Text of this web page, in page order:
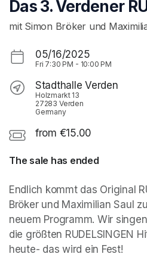
Das 3. Verdener
mit Simon Bröker und
05/16/2025
Fri 7:30 PM - 10:00 PM
Stadthalle Verden
Holzmarkt 13
27283 Verden
Germany
from €15.00
The sale has ended
Endlich kommt das Original
Bröker und Maximilian Saul
neuem Programm. Wir
die größten RUDELSINGEN
heute- das wird ein Fest!